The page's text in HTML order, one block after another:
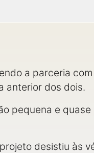
a parceria
anterior dos dois.
pequena e
desistiu às